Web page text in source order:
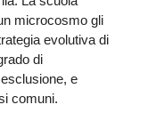
microcosmo gli
evolutiva di
di
e
comuni.